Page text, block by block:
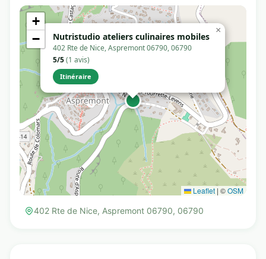
Nutristudio ateliers culinaires mobiles
402 Rte de Nice, Aspremont 06790, 06790
5/5(1 avis)
Itinéraire
×
+
−
Leaflet | ©OSM
402 Rte de Nice, Aspremont 06790, 06790